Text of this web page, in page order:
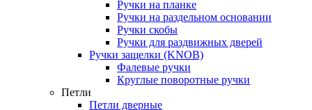
Ручки на планке
Ручки на раздельном основании
Ручки скобы
Ручки для раздвижных дверей
Ручки защелки (KNOB)
Фалевые ручки
Круглые поворотные ручки
Петли
Петли дверные